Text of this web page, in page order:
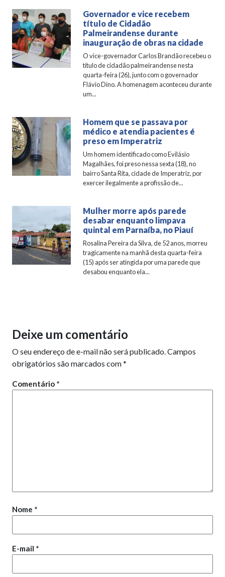
Governador e vice recebem
título de Cidadão
Palmeirandense durante
inauguração de obras na cidade
O vice-governador Carlos Brandão recebeu o
título de cidadão palmeirandense nesta
quarta-feira (26), junto com o governador
Flávio Dino. A homenagem aconteceu durante
um...
Homem que se passava por
médico e atendia pacientes é
preso em Imperatriz
Um homem identificado como Evilásio
Magalhães, foi preso nessa sexta (18), no
bairro Santa Rita, cidade de Imperatriz, por
exercer ilegalmente a profissão de...
Mulher morre após parede
desabar enquanto limpava
quintal em Parnaíba, no Piauí
Rosalina Pereira da Silva, de 52 anos, morreu
tragicamente na manhã desta quarta-feira
(15) após ser atingida por uma parede que
desabou enquanto ela...
Deixe um comentário
O seu endereço de e-mail não será publicado. Campos
obrigatórios são marcados com*
Comentário *
Nome *
E-mail *